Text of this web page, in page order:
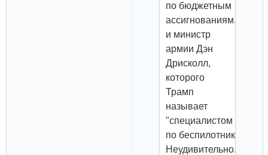
по бюджетным
ассигнованиям,
и министр
армии Дэн
Дрисколл,
которого
Трамп
называет
"специалистом
по беспилотникам".
Неудивительно,